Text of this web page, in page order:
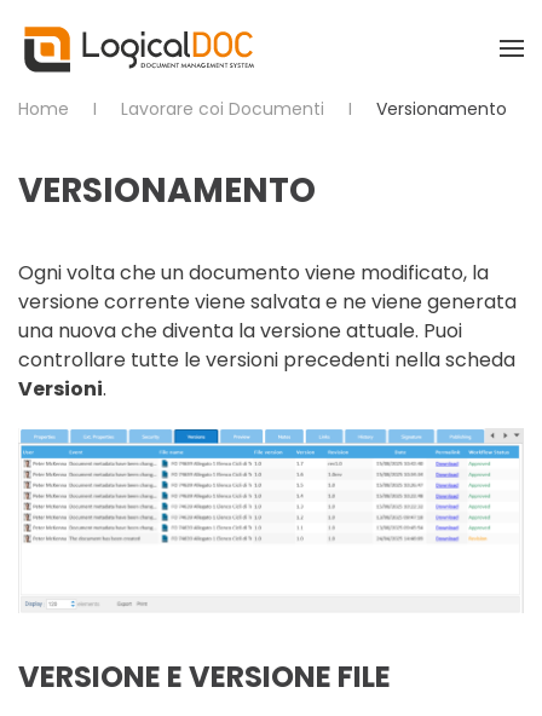
Skip to main content
Home Lavorare coi Documenti Versionamento
VERSIONAMENTO
Ogni volta che un documento viene modificato, la
versione corrente viene salvata e ne viene generata
una nuova che diventa la versione attuale. Puoi
controllare tutte le versioni precedenti nella scheda
Versioni.
VERSIONE E VERSIONE FILE